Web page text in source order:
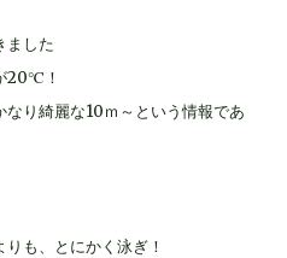
ました
20℃！
り綺麗な10ｍ～という情報であ
も、とにかく泳ぎ！